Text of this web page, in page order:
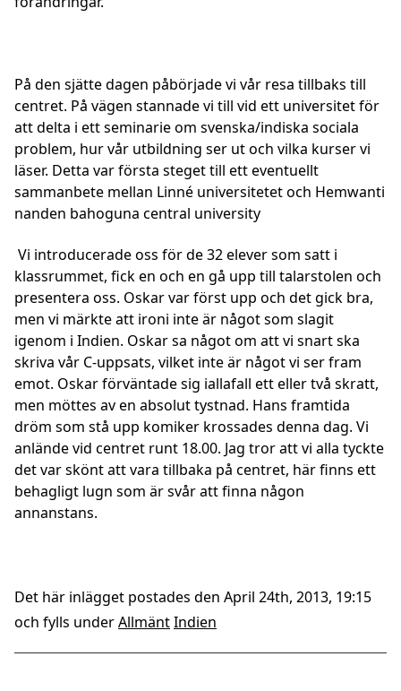
På den sjätte dagen påbörjade vi vår resa tillbaks till
centret. På vägen stannade vi till vid ett universitet för
att delta i ett seminarie om svenska/indiska sociala
problem, hur vår utbildning ser ut och vilka kurser vi
läser. Detta var första steget till ett eventuellt
sammanbete mellan Linné universitetet och Hemwanti
nanden bahoguna central university
Vi introducerade oss för de 32 elever som satt i
klassrummet, fick en och en gå upp till talarstolen och
presentera oss. Oskar var först upp och det gick bra,
men vi märkte att ironi inte är något som slagit
igenom i Indien. Oskar sa något om att vi snart ska
skriva vår C-uppsats, vilket inte är något vi ser fram
emot. Oskar förväntade sig iallafall ett eller två skratt,
men möttes av en absolut tystnad. Hans framtida
dröm som stå upp komiker krossades denna dag. Vi
anlände vid centret runt 18.00. Jag tror att vi alla tyckte
det var skönt att vara tillbaka på centret, här finns ett
behagligt lugn som är svår att finna någon
annanstans.
Det här inlägget postades den April 24th, 2013, 19:15
och fylls underAllmäntIndien